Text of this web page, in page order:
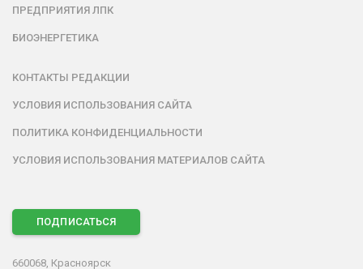
ПРЕДПРИЯТИЯ ЛПК
БИОЭНЕРГЕТИКА
КОНТАКТЫ РЕДАКЦИИ
УСЛОВИЯ ИСПОЛЬЗОВАНИЯ САЙТА
ПОЛИТИКА КОНФИДЕНЦИАЛЬНОСТИ
УСЛОВИЯ ИСПОЛЬЗОВАНИЯ МАТЕРИАЛОВ САЙТА
ПОДПИСАТЬСЯ
660068, Красноярск